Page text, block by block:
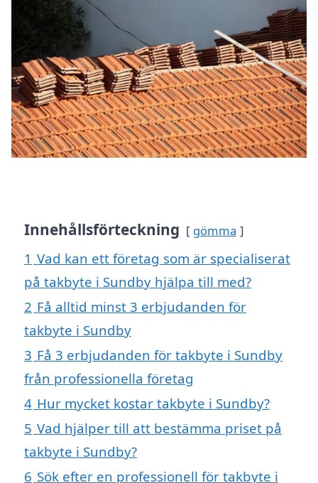
Innehållsförteckning gömma
1 Vad kan ett företag som är specialiserat
på takbyte i Sundby hjälpa till med?
2 Få alltid minst 3 erbjudanden för
takbyte i Sundby
3 Få 3 erbjudanden för takbyte i Sundby
från professionella företag
4 Hur mycket kostar takbyte i Sundby?
5 Vad hjälper till att bestämma priset på
takbyte i Sundby?
6 Sök efter en professionell för takbyte i